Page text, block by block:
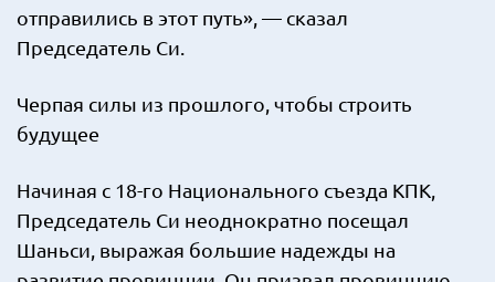
отправились в этот путь», — сказал
Председатель Си.
Черпая силы из прошлого, чтобы строить
будущее
Начиная с 18-го Национального съезда КПК,
Председатель Си неоднократно посещал
Шаньси, выражая большие надежды на